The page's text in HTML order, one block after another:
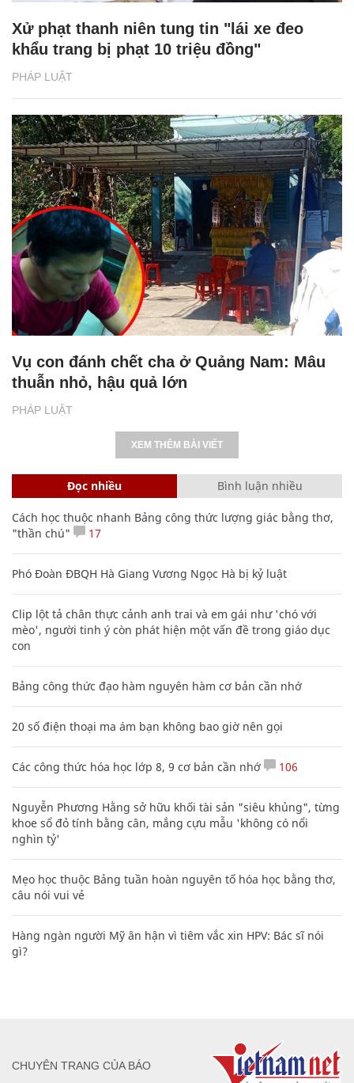
PHÁP LUẬT
Xử phạt thanh niên tung tin "lái xe đeo
khẩu trang bị phạt 10 triệu đồng"
PHÁP LUẬT
Vụ con đánh chết cha ở Quảng Nam: Mâu
thuẫn nhỏ, hậu quả lớn
XEM THÊM BÀI VIẾT
Đọc nhiều Bình luận nhiều
Cách học thuộc nhanh Bảng công thức lượng giác bằng thơ,
"thần chú"
17
Phó Đoàn ĐBQH Hà Giang Vương Ngọc Hà bị kỷ luật
Clip lột tả chân thực cảnh anh trai và em gái như 'chó với
mèo', người tinh ý còn phát hiện một vấn đề trong giáo dục
con
Bảng công thức đạo hàm nguyên hàm cơ bản cần nhớ
20 số điện thoại ma ám bạn không bao giờ nên gọi
Các công thức hóa học lớp 8, 9 cơ bản cần nhớ 106
Nguyễn Phương Hằng sở hữu khối tài sản "siêu khủng", từng
khoe sổ đỏ tính bằng cân, mắng cựu mẫu 'không có nổi
nghìn tỷ'
Mẹo học thuộc Bảng tuần hoàn nguyên tố hóa học bằng thơ,
câu nói vui vẻ
Hàng ngàn người Mỹ ân hận vì tiêm vắc xin HPV: Bác sĩ nói
gì?
CHUYÊN TRANG CỦA BÁO